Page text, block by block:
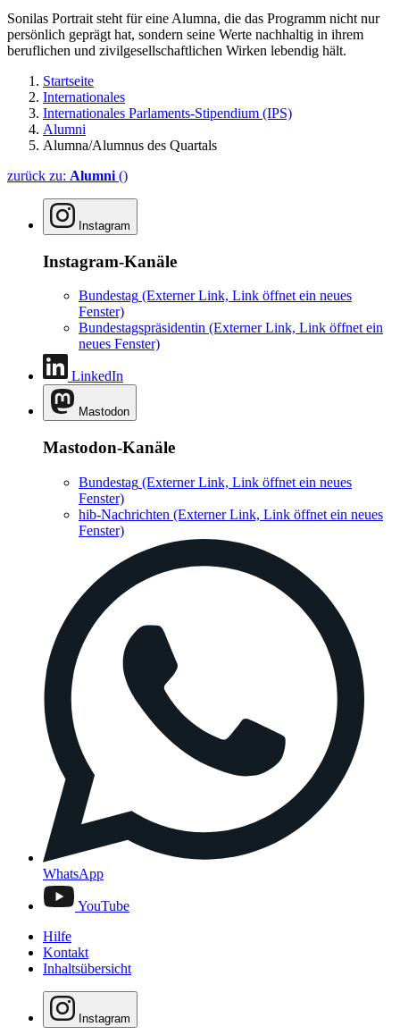
Sonilas Portrait steht für eine Alumna, die das Programm nicht nur
persönlich geprägt hat, sondern seine Werte nachhaltig in ihrem
beruflichen und zivilgesellschaftlichen Wirken lebendig hält.
Startseite
Internationales
Internationales Parlaments-Stipendium (IPS)
Alumni
Alumna/Alumnus des Quartals
zurück zu: Alumni ()
Instagram
Instagram-Kanäle
Bundestag (Externer Link, Link öffnet ein neues
Fenster)
Bundestagspräsidentin (Externer Link, Link öffnet ein
neues Fenster)
LinkedIn
Mastodon
Mastodon-Kanäle
Bundestag (Externer Link, Link öffnet ein neues
Fenster)
hib-Nachrichten (Externer Link, Link öffnet ein neues
Fenster)
WhatsApp
YouTube
Hilfe
Kontakt
Inhaltsübersicht
Instagram